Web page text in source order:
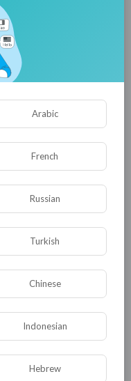
Значит,
Опубликовать
нет
Arabic
French
Russian
Turkish
Chinese
Indonesian
Hebrew